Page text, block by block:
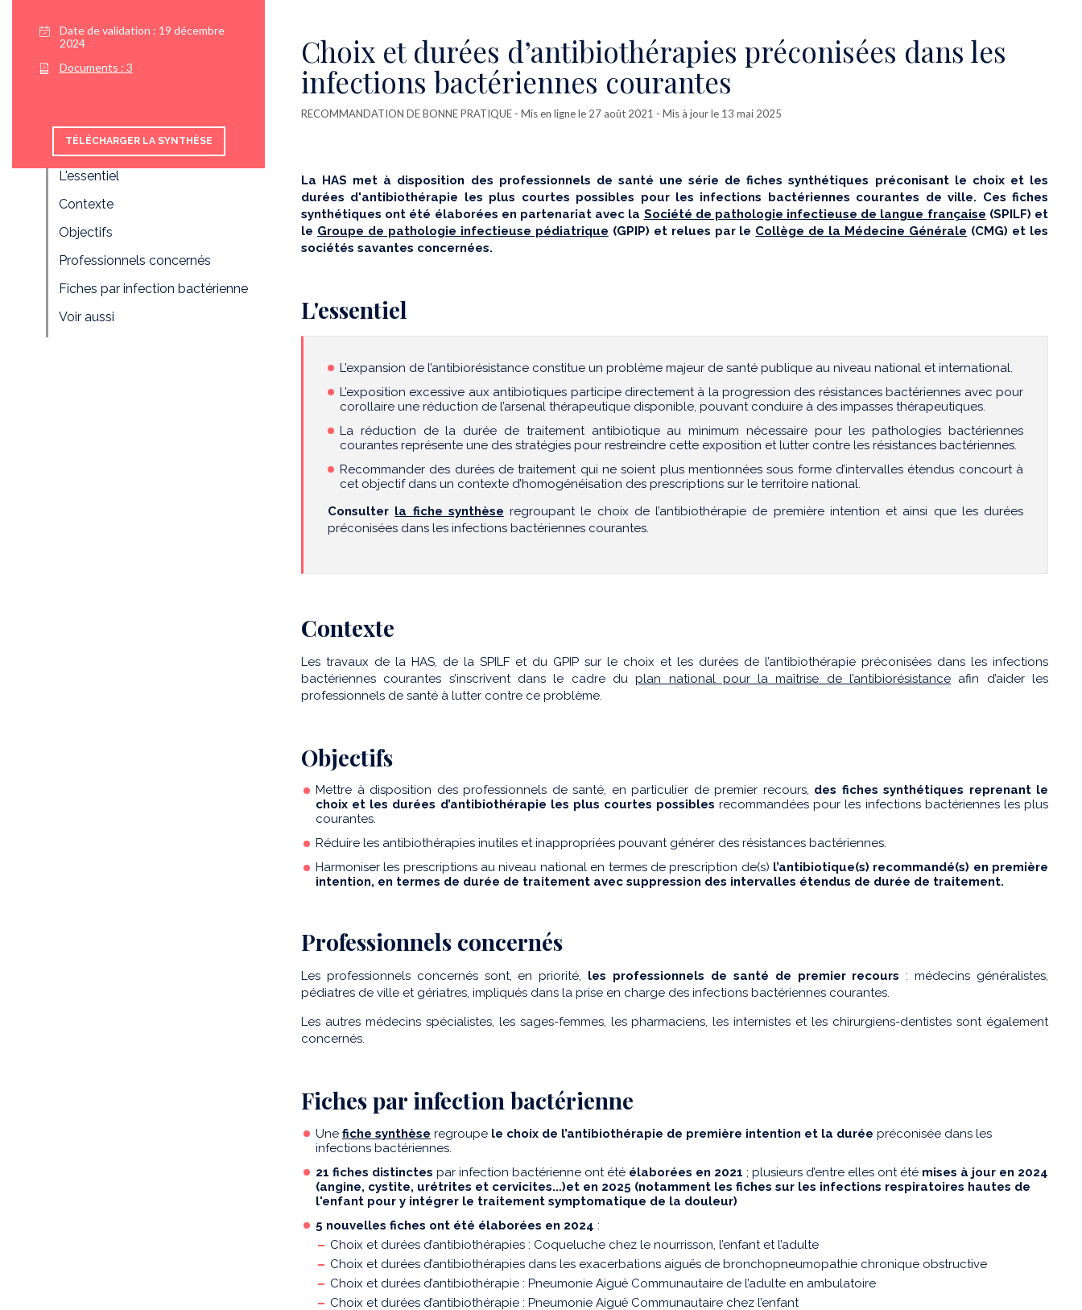
Date de validation : 19 décembre
2024
Documents : 3
TÉLÉCHARGER LA SYNTHÈSE
L'essentiel
Contexte
Objectifs
Professionnels concernés
Fiches par infection bactérienne
Voir aussi
Choix et durées d’antibiothérapies préconisées dans les
infections bactériennes courantes
RECOMMANDATION DE BONNE PRATIQUE - Mis en ligne le 27 août 2021 - Mis à jour le 13 mai 2025
La HAS met à disposition des professionnels de santé une série de fichessynthétiques préconisant le choix et les
durées d'antibiothérapie les plus courtes possibles pour les infections bactériennes courantes de ville. Ces fiches
synthétiques ont été élaborées en partenariat avec la Société de pathologie infectieuse de langue française (SPILF) et
le Groupe de pathologie infectieuse pédiatrique (GPIP) et relues par le Collège de la Médecine Générale (CMG) et les
sociétés savantes concernées.
L'essentiel
L’expansion de l’antibiorésistance constitue un problème majeur de santé publique au niveau national et international.
L’exposition excessive aux antibiotiques participe directement à la progression des résistances bactériennes avec pour
corollaire une réduction de l’arsenal thérapeutique disponible, pouvant conduire à des impasses thérapeutiques.
La réduction de la durée de traitement antibiotique au minimum nécessaire pour les pathologies bactériennes
courantes représente une des stratégies pour restreindre cette exposition et lutter contre les résistances bactériennes.
Recommander des durées de traitement qui ne soient plus mentionnées sous forme d’intervalles étendus concourt à
cet objectif dans un contexte d’homogénéisation des prescriptions sur le territoire national.
Consulter la fiche synthèse regroupant le choix de l’antibiothérapie de première intention et ainsi que les durées
préconisées dans les infections bactériennes courantes.
Contexte
Les travaux de la HAS, de la SPILF et du GPIP sur le choix et les durées de l’antibiothérapie préconisées dans les infections
bactériennes courantes s’inscrivent dans le cadre duplan national pour la maîtrise de l’antibiorésistance afin d’aider les
professionnels de santé à lutter contre ce problème.
Objectifs
Mettre à disposition des professionnels de santé, en particulier de premier recours, des fiches synthétiques reprenant le
choix et les durées d’antibiothérapie les plus courtes possibles recommandées pour les infections bactériennes les plus
courantes.
Réduire les antibiothérapies inutiles et inappropriées pouvant générer des résistances bactériennes.
Harmoniser les prescriptions au niveau national en termes de prescription de(s) l’antibiotique(s) recommandé(s) en première
intention, en termes de durée de traitement avec suppression des intervalles étendus de durée de traitement.
Professionnels concernés
Les professionnels concernés sont, en priorité, les professionnels de santé de premier recours : médecins généralistes,
pédiatres de ville et gériatres, impliqués dans la prise en charge des infections bactériennes courantes.
Les autres médecins spécialistes, les sages-femmes, les pharmaciens, les internistes et les chirurgiens-dentistes sont également
concernés.
Fiches par infection bactérienne
Une fiche synthèse regroupe le choix de l’antibiothérapie de première intention et la durée préconisée dans les
infections bactériennes.
21 fiches distinctes par infection bactérienne ont été élaborées en 2021 ; plusieurs d’entre elles ont été mises à jour en 2024
(angine, cystite, urétrites et cervicites...)et en 2025 (notamment les fiches sur les infections respiratoires hautes de
l'enfant pour y intégrer le traitement symptomatique de la douleur)
5 nouvelles fiches ont été élaborées en 2024 :
Choix et durées d’antibiothérapies : Coqueluche chez le nourrisson, l’enfant et l’adulte
Choix et durées d’antibiothérapies dans les exacerbations aiguës de bronchopneumopathie chronique obstructive
Choix et durées d’antibiothérapie : Pneumonie Aiguë Communautaire de l’adulte en ambulatoire
Choix et durées d’antibiothérapie : Pneumonie Aiguë Communautaire chez l’enfant